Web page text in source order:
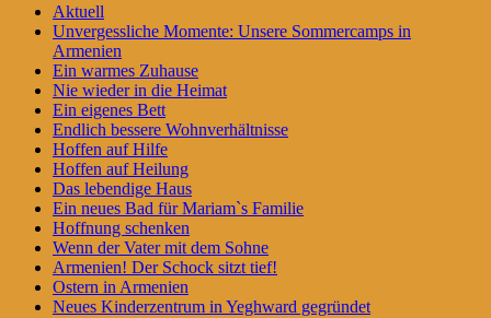
Widgetbereich
Aktuell
Unvergessliche Momente: Unsere Sommercamps in
Armenien
Ein warmes Zuhause
Nie wieder in die Heimat
Ein eigenes Bett
Endlich bessere Wohnverhältnisse
Hoffen auf Hilfe
Hoffen auf Heilung
Das lebendige Haus
Ein neues Bad für Mariam`s Familie
Hoffnung schenken
Wenn der Vater mit dem Sohne
Armenien! Der Schock sitzt tief!
Ostern in Armenien
Neues Kinderzentrum in Yeghward gegründet